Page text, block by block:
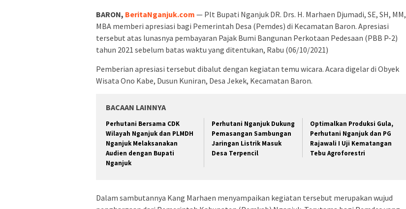
BARON, BeritaNganjuk.com — Plt Bupati Nganjuk DR. Drs. H. Marhaen Djumadi, SE, SH, MM,
MBA memberi apresiasi bagi Pemerintah Desa (Pemdes) di Kecamatan Baron. Apresiasi
tersebut atas lunasnya pembayaran Pajak Bumi Bangunan Perkotaan Pedesaan (PBB P-2)
tahun 2021 sebelum batas waktu yang ditentukan, Rabu (06/10/2021)
Pemberian apresiasi tersebut dibalut dengan kegiatan temu wicara. Acara digelar di Obyek
Wisata Ono Kabe, Dusun Kuniran, Desa Jekek, Kecamatan Baron.
BACAAN LAINNYA
Perhutani Bersama CDK
Wilayah Nganjuk dan PLMDH
Nganjuk Melaksanakan
Audien dengan Bupati
Nganjuk
Perhutani Nganjuk Dukung
Pemasangan Sambungan
Jaringan Listrik Masuk
Desa Terpencil
Optimalkan Produksi Gula,
Perhutani Nganjuk dan PG
Rajawali I Uji Kematangan
Tebu Agroforestri
Dalam sambutannya Kang Marhaen menyampaikan kegiatan tersebut merupakan wujud